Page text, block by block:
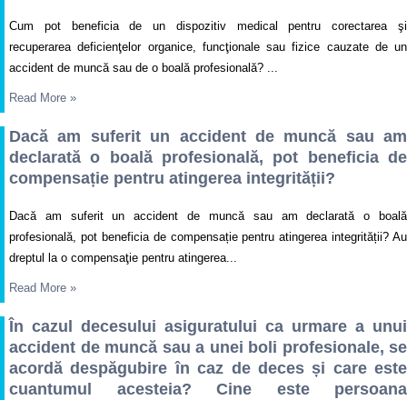
Cum pot beneficia de un dispozitiv medical pentru corectarea şi
recuperarea deficienţelor organice, funcţionale sau fizice cauzate de un
accident de muncă sau de o boală profesională? ...
Read More »
Dacă am suferit un accident de muncă sau am
declarată o boală profesională, pot beneficia de
compensație pentru atingerea integrității?
Dacă am suferit un accident de muncă sau am declarată o boală
profesională, pot beneficia de compensație pentru atingerea integrității? Au
dreptul la o compensaţie pentru atingerea...
Read More »
În cazul decesului asiguratului ca urmare a unui
accident de muncă sau a unei boli profesionale, se
acordă despăgubire în caz de deces și care este
cuantumul acesteia? Cine este persoana